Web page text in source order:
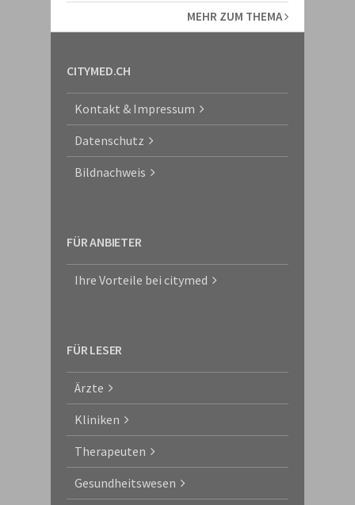
MEHR ZUM THEMA
CITYMED.CH
Kontakt & Impressum
Datenschutz
Bildnachweis
FÜR ANBIETER
Ihre Vorteile bei citymed
FÜR LESER
Ärzte
Kliniken
Therapeuten
Gesundheitswesen